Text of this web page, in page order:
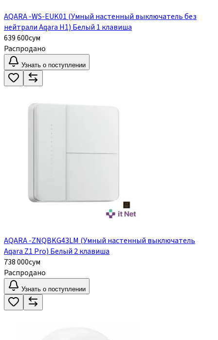
AQARA -WS-EUK01 (Умный настенный выключатель без
нейтрали Aqara H1) Белый 1 клавиша
639 600сум
Распродано
Узнать о поступлении
AQARA -ZNQBKG43LM (Умный настенный выключатель
Aqara Z1 Pro) Белый 2 клавиша
738 000сум
Распродано
Узнать о поступлении